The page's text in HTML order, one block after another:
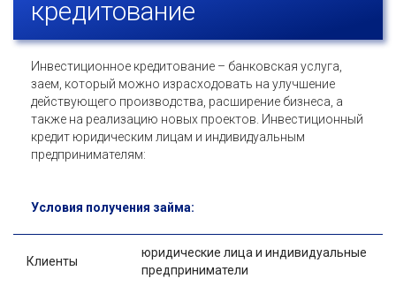
кредитование
Инвестиционное кредитование – банковская услуга,
заем, который можно израсходовать на улучшение
действующего производства, расширение бизнеса, а
также на реализацию новых проектов. Инвестиционный
кредит юридическим лицам и индивидуальным
предпринимателям:
Условия получения займа:
Клиенты
юридические лица и индивидуальные
предприниматели